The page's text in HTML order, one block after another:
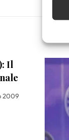
Il
2009